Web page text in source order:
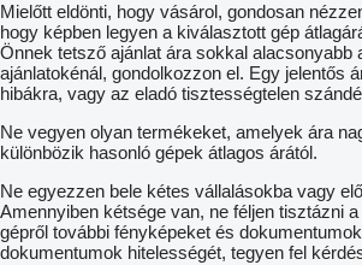
Mielőtt eldönti, hogy vásárol, gondosan
hogy képben legyen a kiválasztott gép
Önnek tetsző ajánlat ára sokkal alacsonyabb
ajánlatokénál, gondolkozzon el. Egy jelentős
hibákra, vagy az eladó tisztességtelen
Ne vegyen olyan termékeket, amelyek ára
különbözik hasonló gépek átlagos árától.
Ne egyezzen bele kétes vállalásokba vagy
Amennyiben kétsége van, ne féljen tisztázni
gépről további fényképeket és
dokumentumok hitelességét, tegyen fel